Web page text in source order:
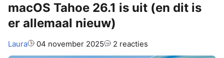
macOS Tahoe 26.1 is uit (en dit is
er allemaal nieuw)
Auteur:
Laura 04 november 2025 2 reacties